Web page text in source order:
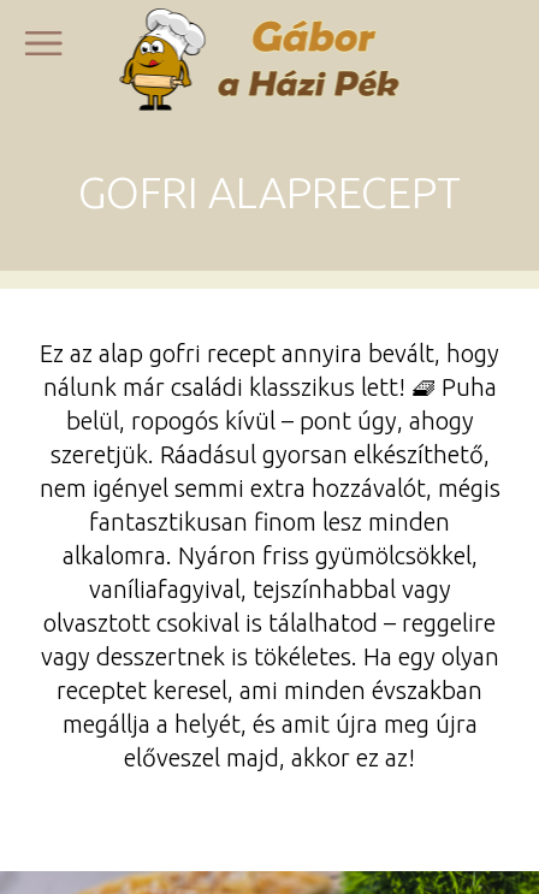
GOFRI ALAPRECEPT
Ez az alap gofri recept annyira bevált, hogy
nálunk már családi klasszikus lett! 🧇 Puha
belül, ropogós kívül – pont úgy, ahogy
szeretjük. Ráadásul gyorsan elkészíthető,
nem igényel semmi extra hozzávalót, mégis
fantasztikusan finom lesz minden
alkalomra. Nyáron friss gyümölcsökkel,
vaníliafagyival, tejszínhabbal vagy
olvasztott csokival is tálalhatod – reggelire
vagy desszertnek is tökéletes. Ha egy olyan
receptet keresel, ami minden évszakban
megállja a helyét, és amit újra meg újra
előveszel majd, akkor ez az!